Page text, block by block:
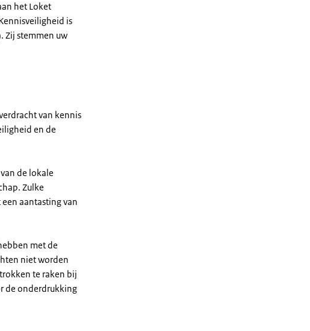
het Loket
is
Zij stemmen uw
van kennis
en de
de lokale
Zulke
aantasting van
met de
niet worden
te raken bij
de onderdrukking